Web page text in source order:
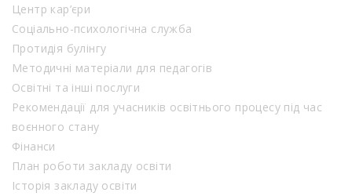
Центр кар’єри
Соціально-психологічна служба
Протидія булінгу
Методичні матеріали для педагогів
Освітні та інші послуги
Рекомендації для учасників освітнього процесу під час
воєнного стану
Фінанси
План роботи закладу освіти
Історія закладу освіти